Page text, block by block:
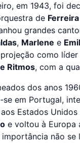
em 1943, foi
de
grandes
, Marlene e
como líder
Ritmos, com a
dos anos
em Portugal,
Estados
e voltou à Europa
importância não